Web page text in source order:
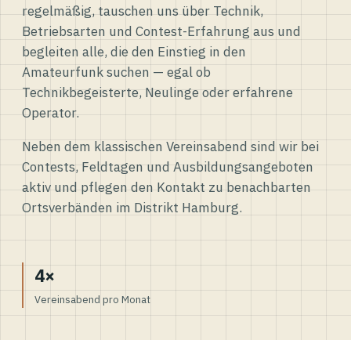
regelmäßig, tauschen uns über Technik,
Betriebsarten und Contest-Erfahrung aus und
begleiten alle, die den Einstieg in den
Amateurfunk suchen — egal ob
Technikbegeisterte, Neulinge oder erfahrene
Operator.
Neben dem klassischen Vereinsabend sind wir bei
Contests, Feldtagen und Ausbildungsangeboten
aktiv und pflegen den Kontakt zu benachbarten
Ortsverbänden im Distrikt Hamburg.
4×
Vereinsabend pro Monat